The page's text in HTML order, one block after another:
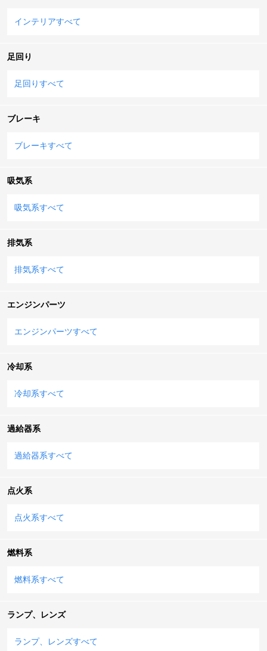
インテリアすべて
足回り
足回りすべて
ブレーキ
ブレーキすべて
吸気系
吸気系すべて
排気系
排気系すべて
エンジンパーツ
エンジンパーツすべて
冷却系
冷却系すべて
過給器系
過給器系すべて
点火系
点火系すべて
燃料系
燃料系すべて
ランプ、レンズ
ランプ、レンズすべて